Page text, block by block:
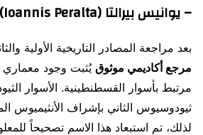
– يوانيس بيرالتا (Ioannis Peralta)
بعد مراجعة المصادر التاريخية الأولية
مرجع أكاديمي موثوق يُثبت وجود معماري
مرتبط بأسوار القسطنطينية. الأسوار
ثيودوسيوس الثاني بإشراف الأنثيميوس
لذلك، تم استبعاد هذا الاسم تصحيحاً